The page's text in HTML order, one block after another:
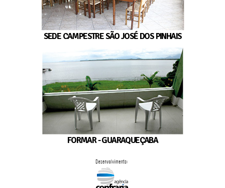
SEDE CAMPESTRE SÃO JOSÉ DOS PINHAIS
FORMAR - GUARAQUEÇABA